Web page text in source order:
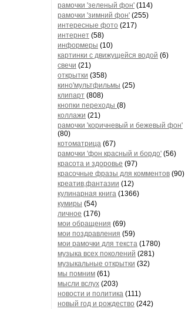
рамочки 'зеленый фон' (114)
рамочки 'зимний фон' (255)
интересные фото (217)
интернет (58)
информеры (10)
картинки с движущейся водой (6)
свечи (21)
открытки (358)
кино'мультфильмы (25)
клипарт (808)
кнопки переходы (8)
коллажи (21)
рамочки 'коричневый и бежевый фон'
(80)
котоматрица (67)
рамочки 'фон красный и бордо' (56)
красота и здоровье (97)
красочные фразы для комментов (90)
креатив,фантазии (12)
кулинарная книга (1366)
кумиры (54)
личное (176)
мои обращения (69)
мои поздравления (59)
мои рамочки для текста (1780)
музыка всех поколений (281)
музыкальные открытки (32)
мы помним (61)
мысли вслух (203)
новости и политика (111)
новый год и рождество (242)